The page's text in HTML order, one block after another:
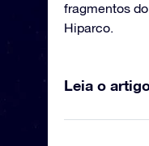
fragmentos
Hiparco.
Leia o